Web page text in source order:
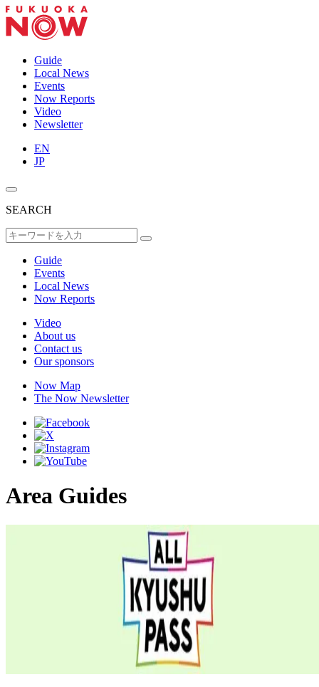
Guide
Local News
Events
Now Reports
Video
Newsletter
EN
JP
SEARCH
Guide
Events
Local News
Now Reports
Video
About us
Contact us
Our sponsors
Now Map
The Now Newsletter
Area Guides